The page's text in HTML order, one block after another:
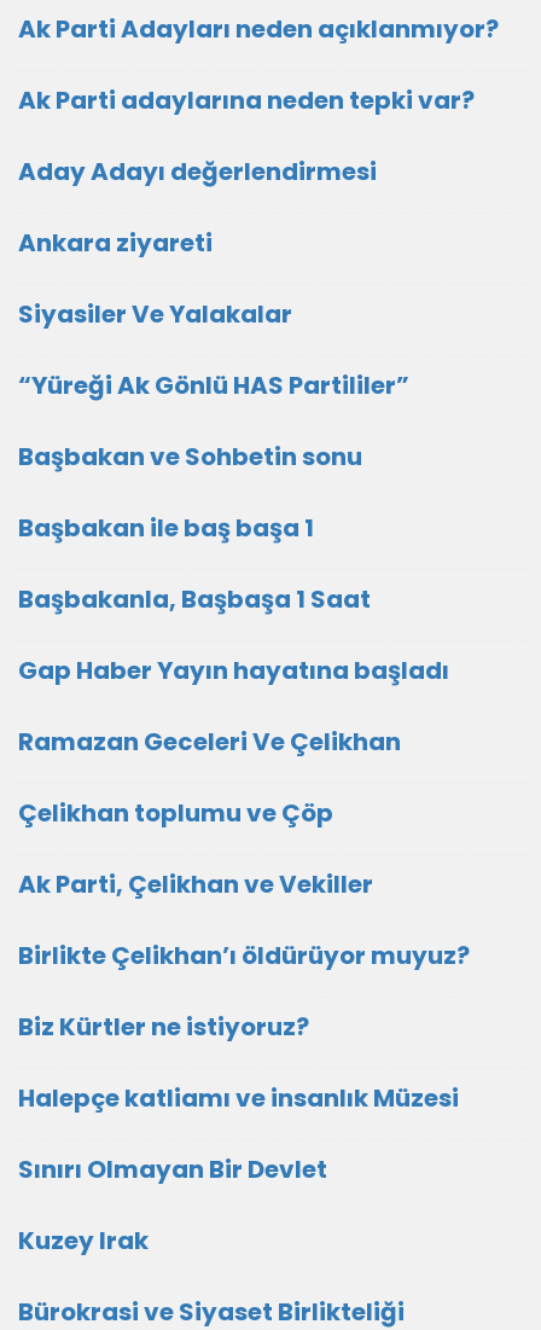
Ak Parti Adayları neden açıklanmıyor?
Ak Parti adaylarına neden tepki var?
Aday Adayı değerlendirmesi
Ankara ziyareti
Siyasiler Ve Yalakalar
“Yüreği Ak Gönlü HAS Partililer”
Başbakan ve Sohbetin sonu
Başbakan ile baş başa 1
Başbakanla, Başbaşa 1 Saat
Gap Haber Yayın hayatına başladı
Ramazan Geceleri Ve Çelikhan
Çelikhan toplumu ve Çöp
Ak Parti, Çelikhan ve Vekiller
Birlikte Çelikhan’ı öldürüyor muyuz?
Biz Kürtler ne istiyoruz?
Halepçe katliamı ve insanlık Müzesi
Sınırı Olmayan Bir Devlet
Kuzey Irak
Bürokrasi ve Siyaset Birlikteliği